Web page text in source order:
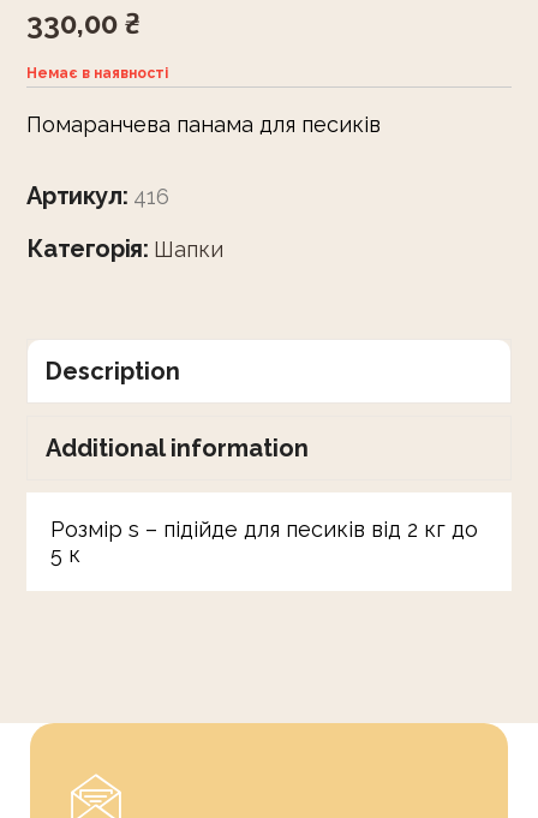
330,00₴
Немає в наявності
Помаранчева панама для песиків
Артикул: 416
Категорія: Шапки
Description
Additional information
Розмір s – підійде для песиків від 2 кг до
5 к